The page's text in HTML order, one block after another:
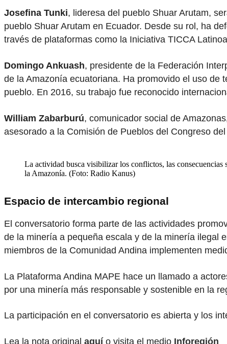
Josefina Tunki, lideresa del pueblo Shuar Arutam,
pueblo Shuar Arutam en Ecuador. Desde su rol, ha
través de plataformas como la Iniciativa TICCA
Domingo Ankuash, presidente de la Federación
de la Amazonía ecuatoriana. Ha promovido el uso de
pueblo. En 2016, su trabajo fue reconocido
William Zabarburú, comunicador social de
asesorado a la Comisión de Pueblos del Congreso
La actividad busca visibilizar los conflictos, las consecuencias
la Amazonía. (Foto: Radio Kanus)
Espacio de intercambio regional
El conversatorio forma parte de las actividades
de la minería a pequeña escala y de la minería ilegal
miembros de la Comunidad Andina implementen
La Plataforma Andina MAPE hace un llamado a
por una minería más responsable y sostenible en la
La participación en el conversatorio es abierta y los
Lea la nota original aquío visita el medio Inforegión